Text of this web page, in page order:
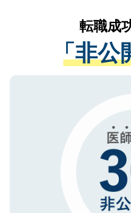
は、個人情報の
管理基準を満た
る、プライバシ
ご登録いただい
で、機密保持に
かがいして、現
経験をまじえな
させていただき
ない方には、長
ので、まずはご
転職成
「非公